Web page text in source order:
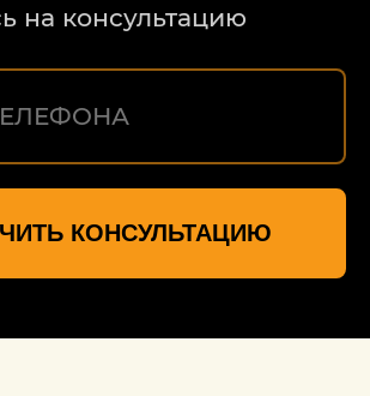
на консультацию
КОНСУЛЬТАЦИЮ